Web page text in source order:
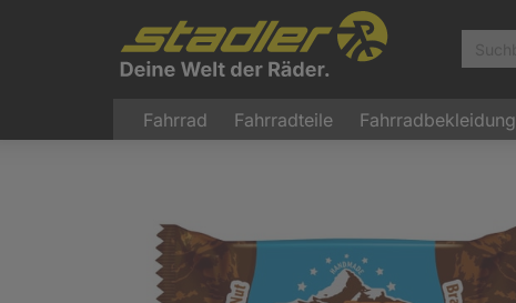
Fahrrad Fahrradteile Fahrradbekleidung